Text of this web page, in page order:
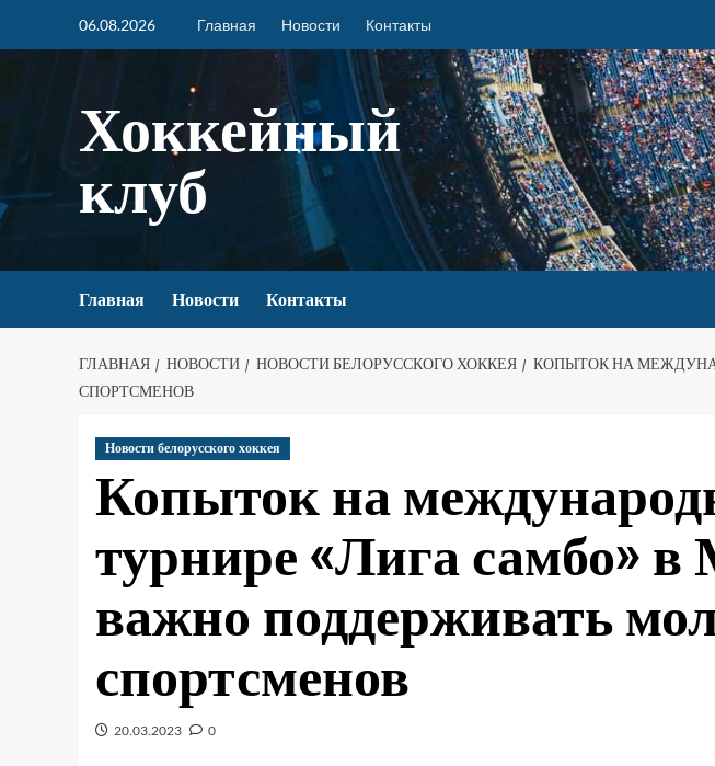
06.08.2026 Главная Новости Контакты
Хоккейный
клуб
Главная Новости Контакты
ГЛАВНАЯ НОВОСТИ НОВОСТИ БЕЛОРУССКОГО ХОККЕЯ
КОПЫТОК НА
СПОРТСМЕНОВ
Новости белорусского хоккея
Копыток на
турнире «Лига самбо» в
важно поддерживать
спортсменов
20.03.2023 0